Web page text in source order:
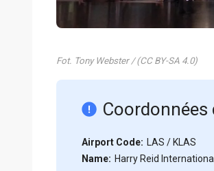
Fot. Tony Webster / (CC BY-SA 4.0)
Coordonnées
Airport Code: LAS / KLAS
Name: Harry Reid